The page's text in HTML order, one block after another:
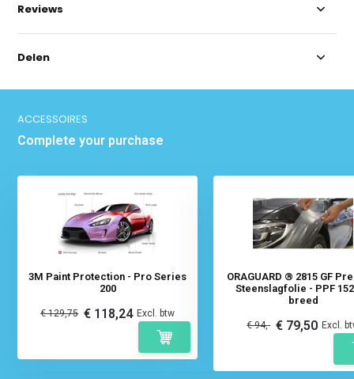
Reviews
Delen
ACCESSOIRES
Complete your purchase
3M Paint Protection - Pro Series
200
€ 129,75 € 118,24 Excl. btw
ORAGUARD ® 2815 GF
Steenslagfolie - PPF
breed
€ 94,- € 79,50 Excl.